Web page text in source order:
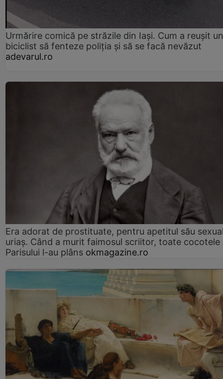
Urmărire comică pe străzile din Iași. Cum a reușit un
biciclist să fenteze poliția și să se facă nevăzut
adevarul.ro
Era adorat de prostituate, pentru apetitul său
uriaș. Când a murit faimosul scriitor, toate cocotele
Parisului l-au plâns okmagazine.ro